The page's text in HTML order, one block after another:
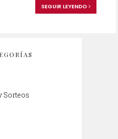
SEGUIR LEYENDO
Sorteos